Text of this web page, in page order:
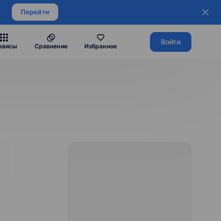
Перейти
Сравнение Избранное
Войти